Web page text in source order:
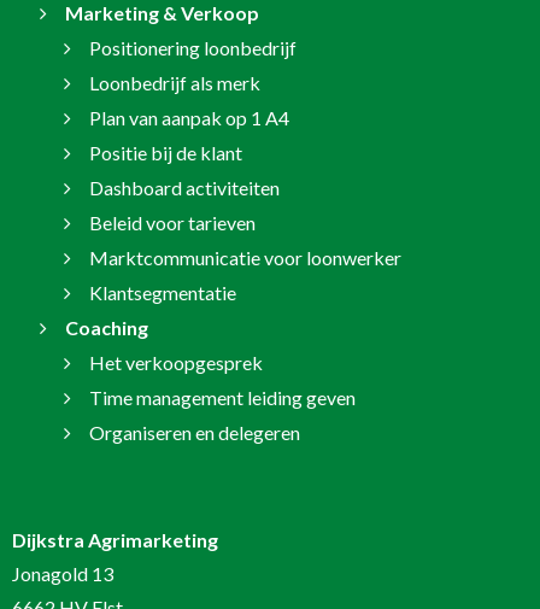
Marketing & Verkoop
Positionering loonbedrijf
Loonbedrijf als merk
Plan van aanpak op 1 A4
Positie bij de klant
Dashboard activiteiten
Beleid voor tarieven
Marktcommunicatie voor loonwerker
Klantsegmentatie
Coaching
Het verkoopgesprek
Time management leiding geven
Organiseren en delegeren
Dijkstra Agrimarketing
Jonagold 13